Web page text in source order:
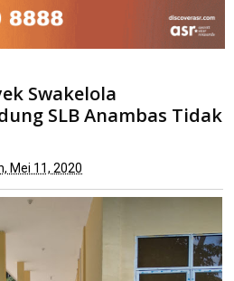
Pembangunan Gedung SLB
Swakelola
SLB Anambas Tidak
Mei 11, 2020